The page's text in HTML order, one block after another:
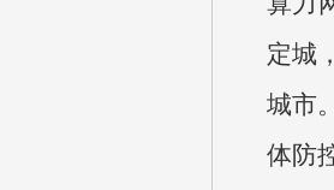
定城
城市
体防